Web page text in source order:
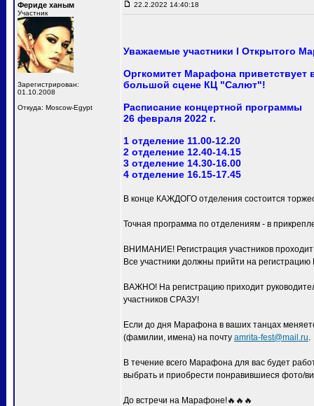
Фериде ханым
Участник
Зарегистрирован:
01.10.2008
Откуда: Moscow-Egypt
22.2.2022 14:40:18
Уважаемые участники I Открытого
Оргкомитет Марафона приветствует
большой сцене КЦ "Салют"!
Расписание концертной программы
26 февраля 2022 г.
1 отделение 11.00-12.20
2 отделение 12.40-14.15
3 отделение 14.30-16.00
4 отделение 16.15-17.45
В конце КАЖДОГО отделения состоится
Точная программа по отделениям - в
ВНИМАНИЕ! Регистрация участников
Все участники должны прийти на
ВАЖНО! На регистрацию приходит
участников СРАЗУ!
Если до дня Марафона в ваших танцах
(фамилии, имена) на почту amrita-fest@mail.ru.
В течение всего Марафона для вас будет
выбрать и приобрести понравившиеся фото/
До встречи на Марафоне!🔥🔥🔥